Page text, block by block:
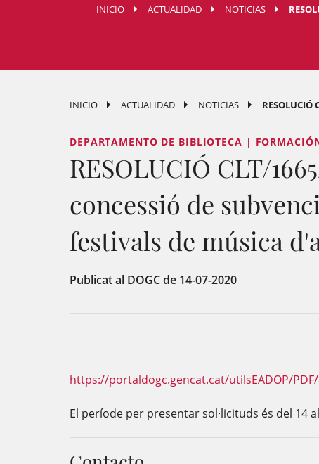
INICIO ACTUALIDAD NOTICIAS
INICIO ACTUALIDAD NOTICIAS RESOLUCIÓ
DEPARTAMENTO DE BIBLIOTECA |
RESOLUCIÓ CLT/
concessió de
festivals de música
Publicat al DOGC de 14-07-2020
https://portaldogc.gencat.cat/utilsEADOP/
El període per presentar sol·licituds és del 14